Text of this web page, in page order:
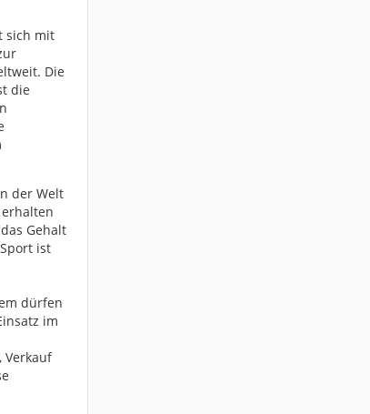
sich mit
Die
die
der Welt
Gehalt
ist
dürfen
im
Verkauf